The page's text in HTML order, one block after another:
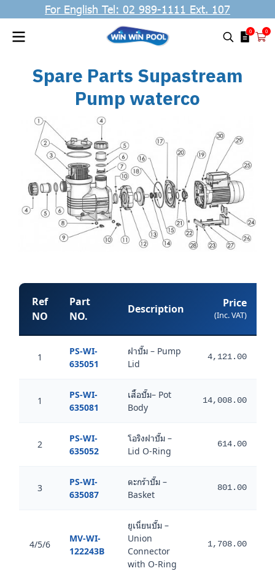
For English Tel: 02 989-1111 Ext. 107
0 0
Spare Parts Supastream
Pump waterco
Ref
NO
Part
NO.
Description Price
(Inc. VAT)
1
PS-WI-
635051
ฝาปั๊ม – Pump
Lid
4,121.00
1
PS-WI-
635081
เสื้อปั๊ม– Pot
Body
14,008.00
2
PS-WI-
635052
โอริงฝาปั๊ม –
Lid O-Ring
614.00
3
PS-WI-
635087
ตะกร้าปั๊ม –
Basket
801.00
4/5/6
MV-WI-
122243B
ยูเนี่ยนปั๊ม –
Union
Connector
with O-Ring
1,708.00